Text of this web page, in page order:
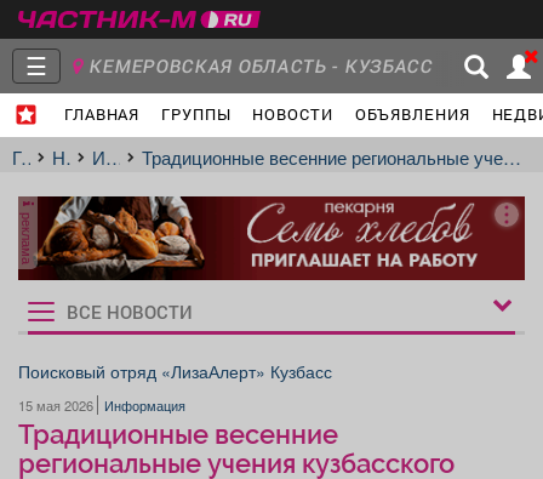
☰ КЕМЕРОВСКАЯ ОБЛАСТЬ - КУЗБАСС
ГЛАВНАЯ ГРУППЫ НОВОСТИ ОБЪЯВЛЕНИЯ
Главная
Объявления Недвижимость Услуги
Работа
ГлавнаяНовостиИнформацияТрадиционные весенние региональные учения кузбасского подразделения поисково-спасательного отряда #ЛизаАлерт прошли на территории ДОЛ «Алые паруса» с 1 по 3 мая.
реклама
Рукбрики
новостей
ВСЕ НОВОСТИ
Поисковый отряд «ЛизаАлерт» Кузбасс
15 мая 2026 Информация
Традиционные весенние
региональные учения кузбасского